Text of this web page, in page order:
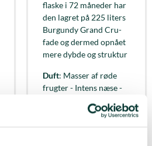
flaske i 72 måneder har
den lagret på 225 liters
Burgundy Grand Cru-
fade og dermed opnået
mere dybde og struktur
Duft: Masser af røde
frugter - Intens næse -